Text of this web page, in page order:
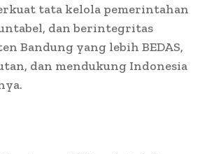
tata kelola pemerintahan
dan berintegritas
Bandung yang lebih BEDAS,
dan mendukung Indonesia